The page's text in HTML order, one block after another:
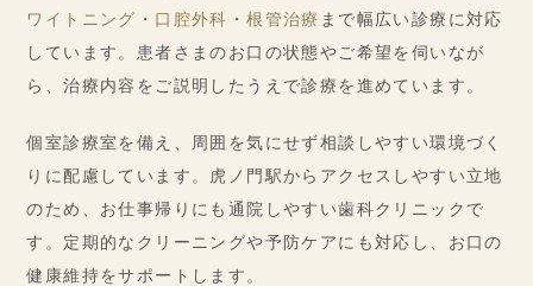
ワイトニング ・ 口腔外科 ・根管治療 まで幅広い診療に対応
しています。患者さまのお口の状態やご希望を伺いなが
ら、治療内容をご説明したうえで診療を進めています。
個室診療室を備え、周囲を気にせず相談しやすい環境づく
りに配慮しています。虎ノ門駅からアクセスしやすい立地
のため、お仕事帰りにも通院しやすい歯科クリニックで
す。定期的なクリーニングや予防ケアにも対応し、お口の
健康維持をサポートします。